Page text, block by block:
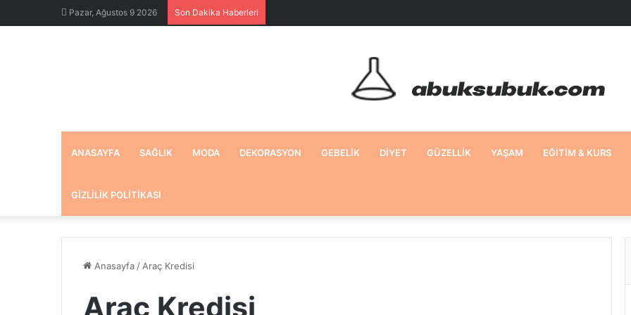
Pazar, Ağustos 9 2026 Son Dakika Haberleri
ANASAYFA SAĞLIK MODA DEKORASYON GEBELIK DIYET GÜZELLIK YAŞAM EĞITIM & KURS
GIZLILIK POLITIKASI
Anasayfa / Araç Kredisi
Araç Kredisi